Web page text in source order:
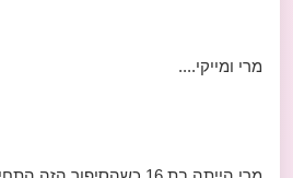
מרי ומייקי....